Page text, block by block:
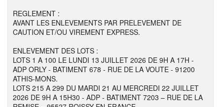
REGLEMENT :
AVANT LES ENLEVEMENTS PAR PRELEVEMENT DE
CAUTION ET/OU VIREMENT EXPRESS.
ENLEVEMENT DES LOTS :
LOTS 1 A 100 LE LUNDI 13 JUILLET 2026 DE 9H A 17H -
ADP ORLY - BATIMENT 678 - RUE DE LA VOUTE - 91200
ATHIS-MONS.
LOTS 215 A 299 DU MARDI 21 AU MERCREDI 22 JUILLET
2026 DE 9H A 15H30 - ADP - BATIMENT 7203 – RUE DE LA